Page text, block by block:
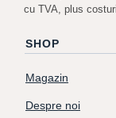
cu TVA, plus
SHOP
Magazin
Despre noi